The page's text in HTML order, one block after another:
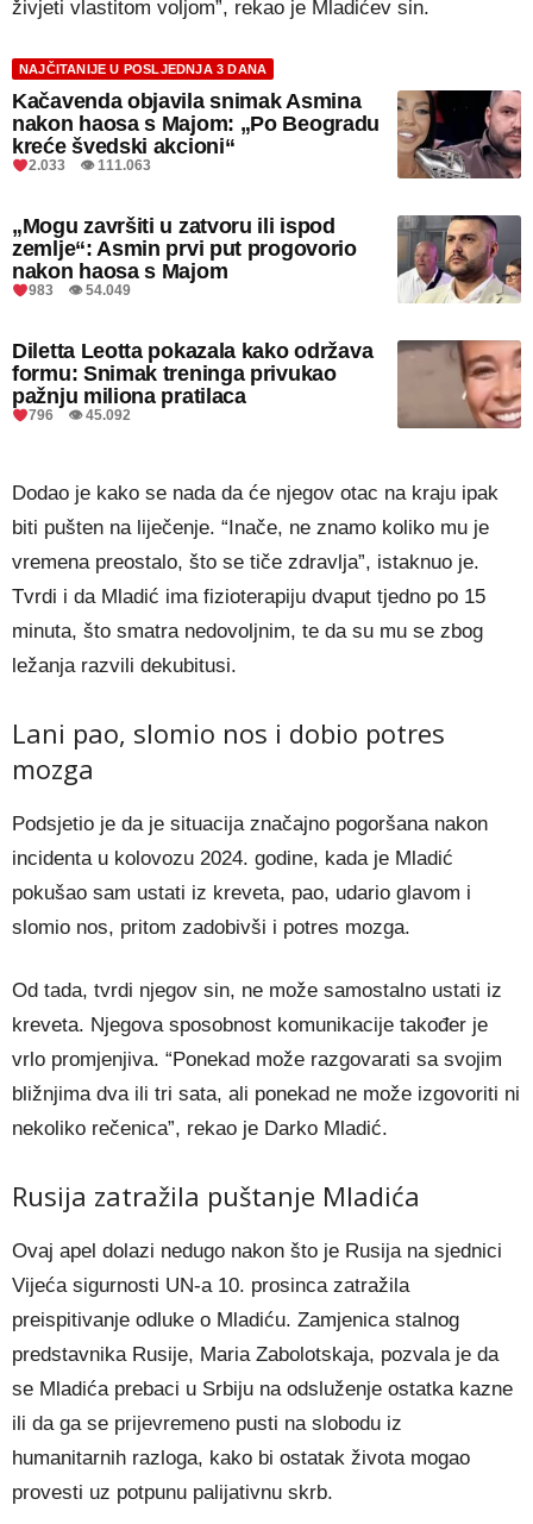
živjeti vlastitom voljom”, rekao je Mladićev sin.
NAJČITANIJE U POSLJEDNJA 3 DANA
Kačavenda objavila snimak Asmina
nakon haosa s Majom: „Po Beogradu
kreće švedski akcioni“
2.033 👁 111.063
„Mogu završiti u zatvoru ili ispod
zemlje“: Asmin prvi put progovorio
nakon haosa s Majom
983 👁 54.049
Diletta Leotta pokazala kako održava
formu: Snimak treninga privukao
pažnju miliona pratilaca
796 👁 45.092
Dodao je kako se nada da će njegov otac na kraju ipak
biti pušten na liječenje. “Inače, ne znamo koliko mu je
vremena preostalo, što se tiče zdravlja”, istaknuo je.
Tvrdi i da Mladić ima fizioterapiju dvaput tjedno po 15
minuta, što smatra nedovoljnim, te da su mu se zbog
ležanja razvili dekubitusi.
Lani pao, slomio nos i dobio potres
mozga
Podsjetio je da je situacija značajno pogoršana nakon
incidenta u kolovozu 2024. godine, kada je Mladić
pokušao sam ustati iz kreveta, pao, udario glavom i
slomio nos, pritom zadobivši i potres mozga.
Od tada, tvrdi njegov sin, ne može samostalno ustati iz
kreveta. Njegova sposobnost komunikacije također je
vrlo promjenjiva. “Ponekad može razgovarati sa svojim
bližnjima dva ili tri sata, ali ponekad ne može izgovoriti ni
nekoliko rečenica”, rekao je Darko Mladić.
Rusija zatražila puštanje Mladića
Ovaj apel dolazi nedugo nakon što je Rusija na sjednici
Vijeća sigurnosti UN-a 10. prosinca zatražila
preispitivanje odluke o Mladiću. Zamjenica stalnog
predstavnika Rusije, Maria Zabolotskaja, pozvala je da
se Mladića prebaci u Srbiju na odsluženje ostatka kazne
ili da ga se prijevremeno pusti na slobodu iz
humanitarnih razloga, kako bi ostatak života mogao
provesti uz potpunu palijativnu skrb.